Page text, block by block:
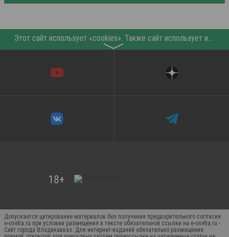
Этот сайт использует «cookies». Также сайт использует интернет-сервис для сбора технических данных касательно посетителей с целью получения маркетинговой и статистической информации. Условия обработки данных посетителей сайта см.
〉
Допускается цитирование материалов без получения предварительного согласия
e-osetia.ru при условии размещения в тексте обязательной ссылки на e-osetia.ru -
Сайт города Владикавказ. Для интернет-изданий обязательно размещение